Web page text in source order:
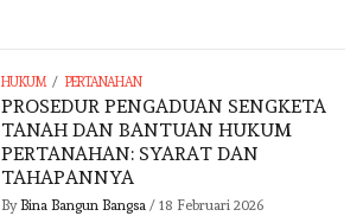
HUKUM / PERTANAHAN
PROSEDUR PENGADUAN SENGKETA
TANAH DAN BANTUAN HUKUM
PERTANAHAN: SYARAT DAN
TAHAPANNYA
By Bina Bangun Bangsa/ 18 Februari 2026